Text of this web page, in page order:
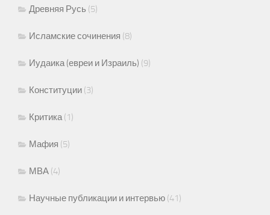
Древняя Русь (5)
Исламские сочинения (8)
Иудаика (евреи и Израиль) (9)
Конституции (3)
Критика(1)
Мафия (5)
МВА (4)
Научные публикации и интервью (41)